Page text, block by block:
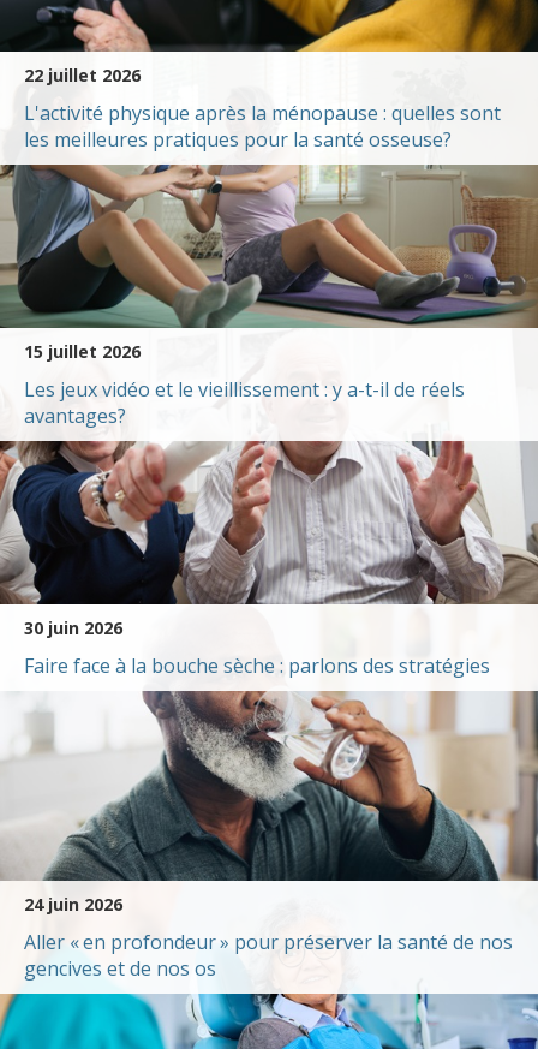
22 juillet 2026
L'activité physique après la ménopause : quelles sont
les meilleures pratiques pour la santé osseuse?
15 juillet 2026
Les jeux vidéo et le vieillissement : y a-t-il de réels
avantages?
30 juin 2026
Faire face à la bouche sèche : parlons des stratégies
24 juin 2026
Aller « en profondeur » pour préserver la santé de nos
gencives et de nos os